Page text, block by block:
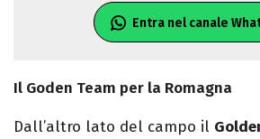
Entra nel canale
Il Goden Team per la Romagna
Dall’altro lato del campo il